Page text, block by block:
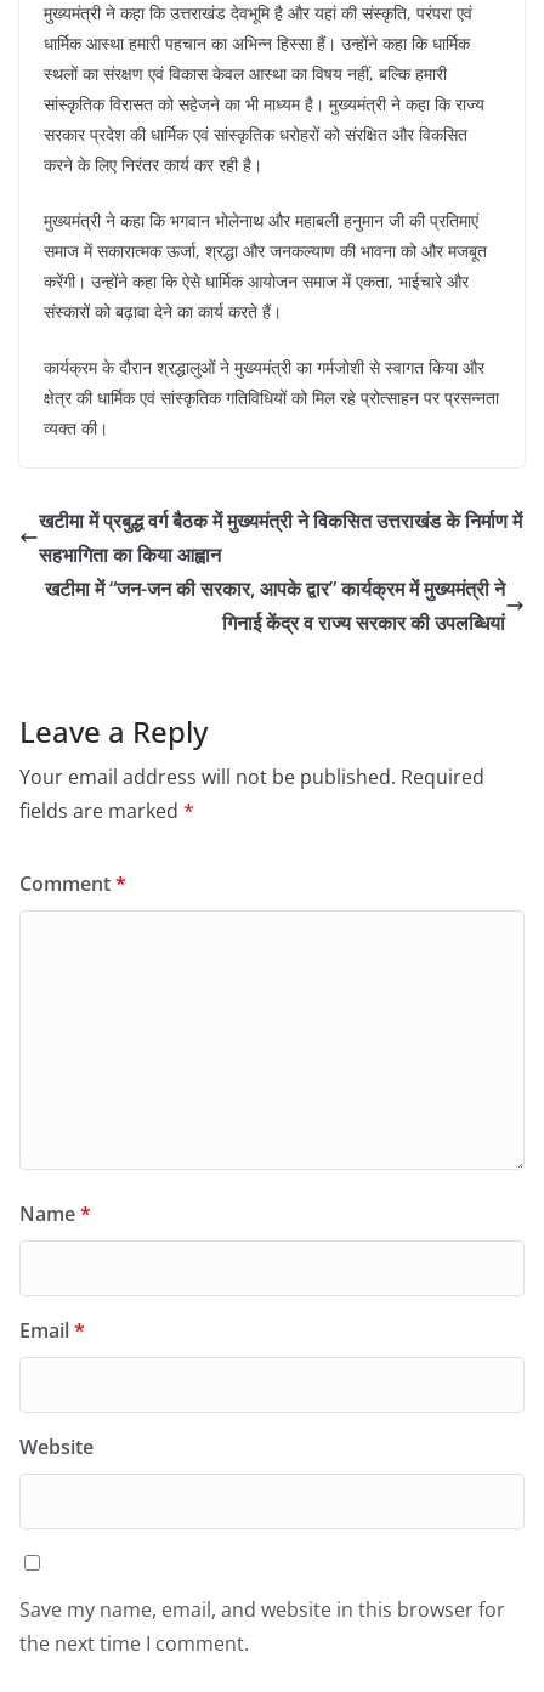
मुख्यमंत्री ने कहा कि उत्तराखंड देवभूमि है और यहां की संस्कृति, परंपरा एवं
धार्मिक आस्था हमारी पहचान का अभिन्न हिस्सा हैं। उन्होंने कहा कि धार्मिक
स्थलों का संरक्षण एवं विकास केवल आस्था का विषय नहीं, बल्कि हमारी
सांस्कृतिक विरासत को सहेजने का भी माध्यम है। मुख्यमंत्री ने कहा कि राज्य
सरकार प्रदेश की धार्मिक एवं सांस्कृतिक धरोहरों को संरक्षित और विकसित
करने के लिए निरंतर कार्य कर रही है।
मुख्यमंत्री ने कहा कि भगवान भोलेनाथ और महाबली हनुमान जी की प्रतिमाएं
समाज में सकारात्मक ऊर्जा, श्रद्धा और जनकल्याण की भावना को और मजबूत
करेंगी। उन्होंने कहा कि ऐसे धार्मिक आयोजन समाज में एकता, भाईचारे और
संस्कारों को बढ़ावा देने का कार्य करते हैं।
कार्यक्रम के दौरान श्रद्धालुओं ने मुख्यमंत्री का गर्मजोशी से स्वागत किया और
क्षेत्र की धार्मिक एवं सांस्कृतिक गतिविधियों को मिल रहे प्रोत्साहन पर प्रसन्नता
व्यक्त की।
खटीमा में प्रबुद्ध वर्ग बैठक में मुख्यमंत्री ने विकसित उत्तराखंड के निर्माण में
सहभागिता का किया आह्वान
खटीमा में “जन-जन की सरकार, आपके द्वार” कार्यक्रम में मुख्यमंत्री ने
गिनाई केंद्र व राज्य सरकार की उपलब्धियां
Leave a Reply
Your email address will not be published. Required
fields are marked *
Comment*
Name*
Email*
Website
Save my name, email, and website in this browser for
the next time I comment.